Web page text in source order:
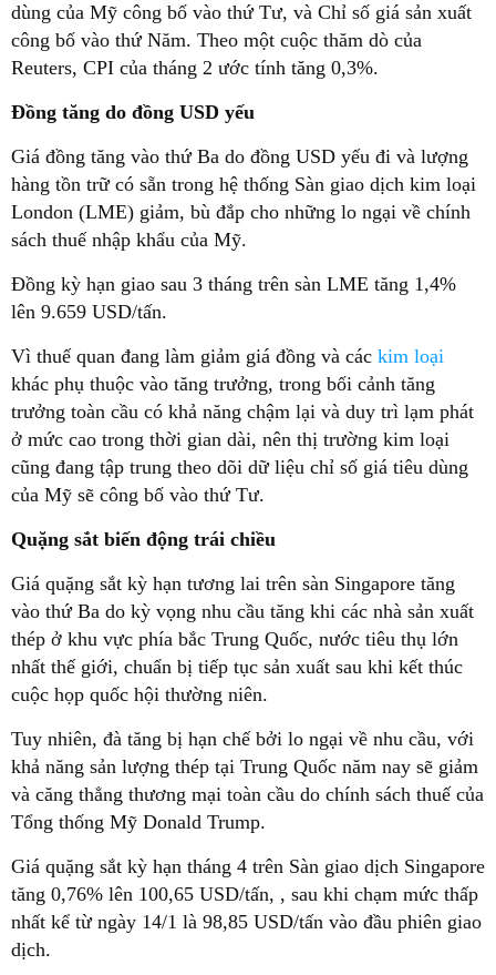
dùng của Mỹ công bố vào thứ Tư, và Chỉ số giá sản xuất
công bố vào thứ Năm. Theo một cuộc thăm dò của
Reuters, CPI của tháng 2 ước tính tăng 0,3%.
Đồng tăng do đồng USD yếu
Giá đồng tăng vào thứ Ba do đồng USD yếu đi và lượng
hàng tồn trữ có sẵn trong hệ thống Sàn giao dịch kim loại
London (LME) giảm, bù đắp cho những lo ngại về chính
sách thuế nhập khẩu của Mỹ.
Đồng kỳ hạn giao sau 3 tháng trên sàn LME tăng 1,4%
lên 9.659 USD/tấn.
Vì thuế quan đang làm giảm giá đồng và các kim loại
khác phụ thuộc vào tăng trưởng, trong bối cảnh tăng
trưởng toàn cầu có khả năng chậm lại và duy trì lạm phát
ở mức cao trong thời gian dài, nên thị trường kim loại
cũng đang tập trung theo dõi dữ liệu chỉ số giá tiêu dùng
của Mỹ sẽ công bố vào thứ Tư.
Quặng sắt biến động trái chiều
Giá quặng sắt kỳ hạn tương lai trên sàn Singapore tăng
vào thứ Ba do kỳ vọng nhu cầu tăng khi các nhà sản xuất
thép ở khu vực phía bắc Trung Quốc, nước tiêu thụ lớn
nhất thế giới, chuẩn bị tiếp tục sản xuất sau khi kết thúc
cuộc họp quốc hội thường niên.
Tuy nhiên, đà tăng bị hạn chế bởi lo ngại về nhu cầu, với
khả năng sản lượng thép tại Trung Quốc năm nay sẽ giảm
và căng thẳng thương mại toàn cầu do chính sách thuế của
Tổng thống Mỹ Donald Trump.
Giá quặng sắt kỳ hạn tháng 4 trên Sàn giao dịch Singapore
tăng 0,76% lên 100,65 USD/tấn, , sau khi chạm mức thấp
nhất kể từ ngày 14/1 là 98,85 USD/tấn vào đầu phiên giao
dịch.